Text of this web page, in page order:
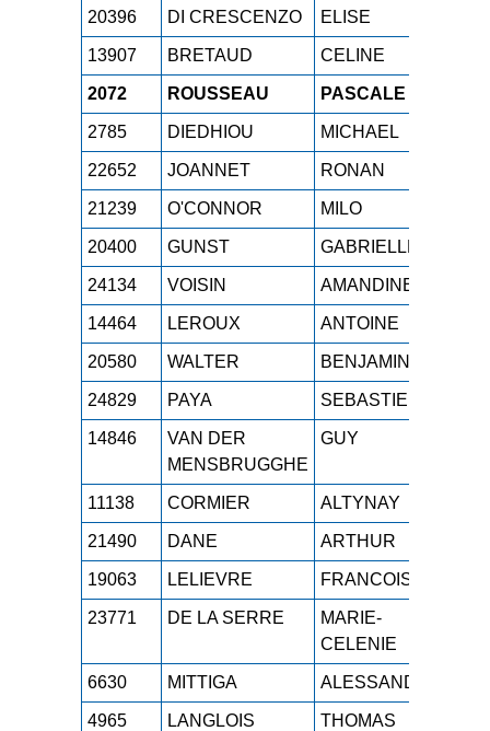
20396 DI CRESCENZO ELISE
13907 BRETAUD CELINE
2072 ROUSSEAU PASCALE
2785 DIEDHIOU MICHAEL
22652 JOANNET RONAN
21239 O'CONNOR MILO
20400 GUNST GABRIELLE
24134 VOISIN AMANDINE
14464 LEROUX ANTOINE
20580 WALTER BENJAMIN
24829 PAYA SEBASTIEN
14846
VAN DER
MENSBRUGGHE
GUY
11138 CORMIER ALTYNAY
21490 DANE ARTHUR
19063 LELIEVRE FRANCOIS
23771 DE LA SERRE
MARIE-
CELENIE
6630 MITTIGA ALESSANDRO
4965 LANGLOIS THOMAS